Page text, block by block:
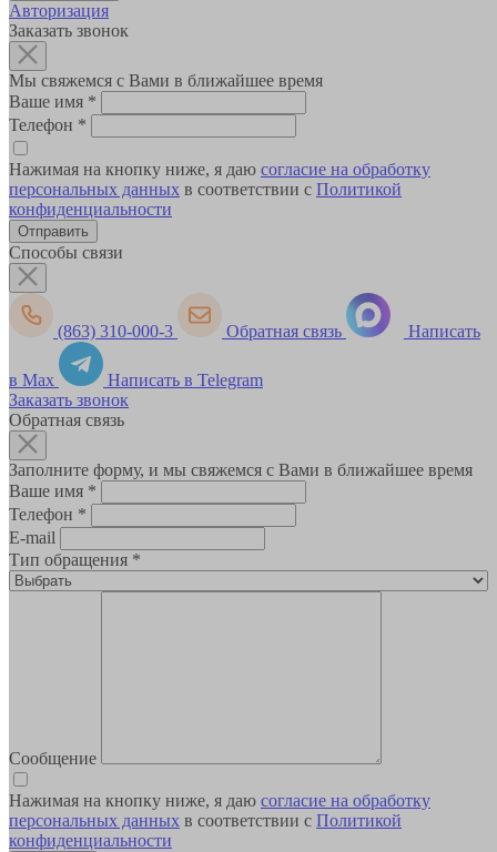
Авторизация
Заказать звонок
Мы свяжемся с Вами в ближайшее время
Ваше имя *
Телефон *
Нажимая на кнопку ниже, я даю согласие на обработку
персональных данных в соответствии с Политикой
конфиденциальности
Способы связи
(863) 310-000-3 Обратная связь Написать
в Max
Написать в Telegram
Заказать звонок
Обратная связь
Заполните форму, и мы свяжемся с Вами в ближайшее время
Ваше имя *
Телефон *
E-mail
Тип обращения *
Сообщение
Нажимая на кнопку ниже, я даю согласие на обработку
персональных данных в соответствии с Политикой
конфиденциальности